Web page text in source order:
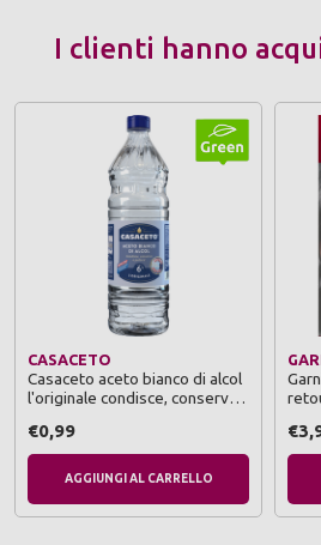
I clienti hanno
CASACETO
Casaceto aceto bianco di alcol
l'originale condisce, conserva
€0,99
AGGIUNGI AL CARRELLO